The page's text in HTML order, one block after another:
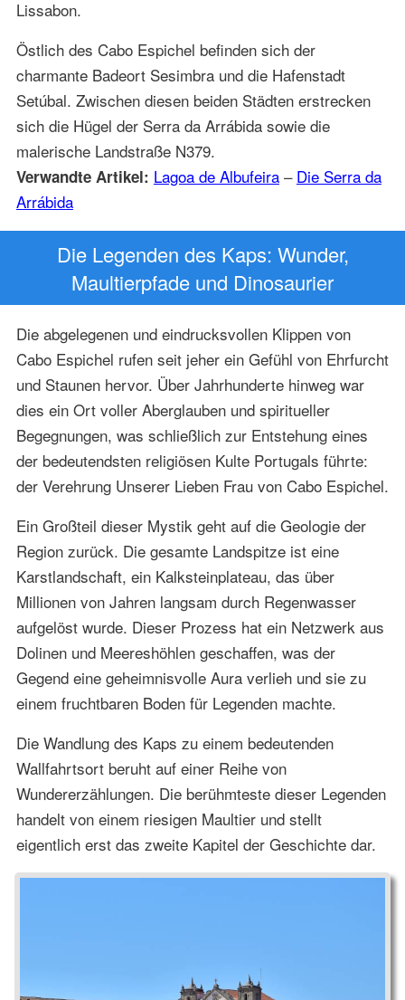
Lissabon.
Östlich des Cabo Espichel befinden sich der
charmante Badeort Sesimbra und die Hafenstadt
Setúbal. Zwischen diesen beiden Städten erstrecken
sich die Hügel der Serra da Arrábida sowie die
malerische Landstraße N379.
Verwandte Artikel: Lagoa de Albufeira– Die Serra da
Arrábida
Die Legenden des Kaps: Wunder,
Maultierpfade und Dinosaurier
Die abgelegenen und eindrucksvollen Klippen von
Cabo Espichel rufen seit jeher ein Gefühl von Ehrfurcht
und Staunen hervor. Über Jahrhunderte hinweg war
dies ein Ort voller Aberglauben und spiritueller
Begegnungen, was schließlich zur Entstehung eines
der bedeutendsten religiösen Kulte Portugals führte:
der Verehrung Unserer Lieben Frau von Cabo Espichel.
Ein Großteil dieser Mystik geht auf die Geologie der
Region zurück. Die gesamte Landspitze ist eine
Karstlandschaft, ein Kalksteinplateau, das über
Millionen von Jahren langsam durch Regenwasser
aufgelöst wurde. Dieser Prozess hat ein Netzwerk aus
Dolinen und Meereshöhlen geschaffen, was der
Gegend eine geheimnisvolle Aura verlieh und sie zu
einem fruchtbaren Boden für Legenden machte.
Die Wandlung des Kaps zu einem bedeutenden
Wallfahrtsort beruht auf einer Reihe von
Wundererzählungen. Die berühmteste dieser Legenden
handelt von einem riesigen Maultier und stellt
eigentlich erst das zweite Kapitel der Geschichte dar.